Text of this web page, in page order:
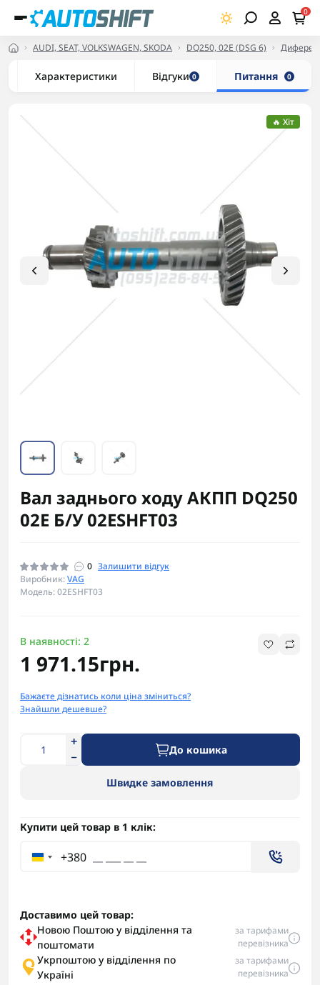
0
AUDI, SEAT, VOLKSWAGEN, SKODA DQ250, 02E (DSG 6)
Характеристики Відгуки 0 Питання 0
🔥 Хіт
Вал заднього ходу АКПП DQ250
02E Б/У 02ESHFT03
0 Залишити відгук
Виробник:VAG
Модель: 02ESHFT03
В наявності: 2
1 971.15грн.
Бажаєте дізнатись коли ціна зміниться?
Знайшли дешевше?
До кошика
Швидке замовлення
Купити цей товар в 1 клік:
+380
Доставимо цей товар:
Новою Поштою у відділення та
поштомати
за тарифами
перевізника
Укрпоштою у відділення по
Україні
за тарифами
перевізника